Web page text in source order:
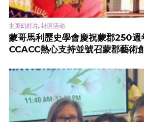
主页幻灯片, 社区活动
蒙哥馬利歷史學會慶祝蒙郡250
CCACC熱心支持並號召蒙郡藝術